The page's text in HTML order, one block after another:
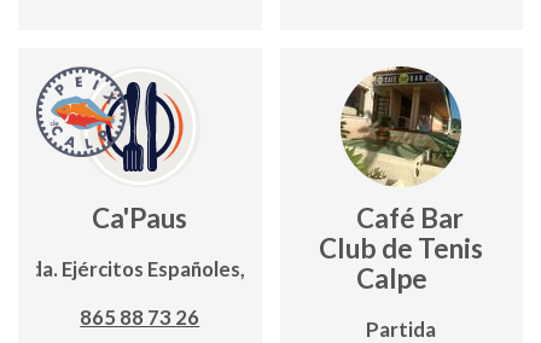
Ca'Paus
Avda. Ejércitos Españoles, 12
865 88 73 26
Café Bar
Club de Tenis
Calpe
Partida